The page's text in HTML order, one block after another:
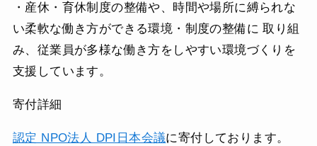
・産休・育休制度の整備や、時間や場所に縛られな
い柔軟な働き方ができる環境・制度の整備に 取り組
み、従業員が多様な働き方をしやすい環境づくりを
支援しています。
寄付詳細
認定 NPO法人 DPI日本会議に寄付しております。